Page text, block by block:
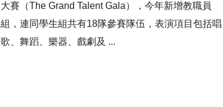
大賽（The Grand Talent Gala），今年新增教職員
組，連同學生組共有18隊參賽隊伍，表演項目包括唱
歌、舞蹈、樂器、戲劇及 ...